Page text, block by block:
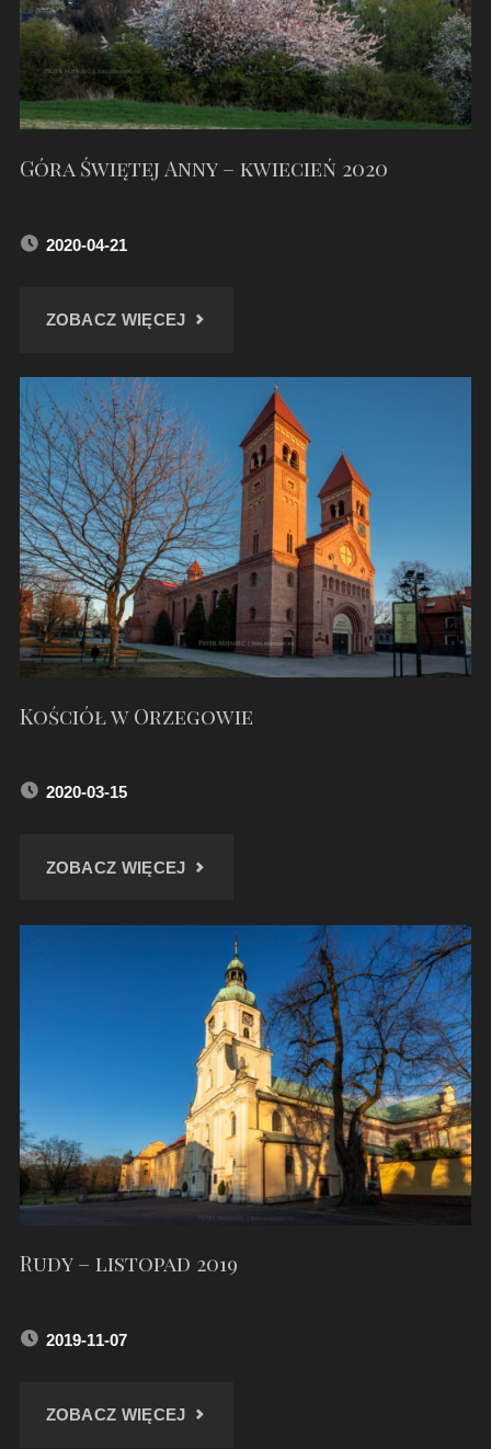
SŁOŃCA"
Góra Świętej Anny – kwiecień 2020
2020-04-21
ZOBACZ WIĘCEJ"GÓRA
ANNY
–
KWIECIEŃ
2020"
Kościół w Orzegowie
2020-03-15
ZOBACZ WIĘCEJ"KOŚCIÓŁ
ORZEGOWIE"
Rudy – listopad 2019
2019-11-07
ZOBACZ WIĘCEJ"RUDY